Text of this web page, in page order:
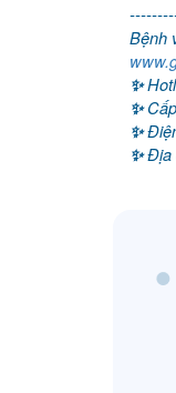
Bệnh
✨
✨
✨
✨Địa